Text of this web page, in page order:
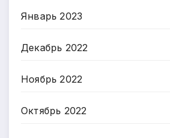
Январь 2023
Декабрь 2022
Ноябрь 2022
Октябрь 2022